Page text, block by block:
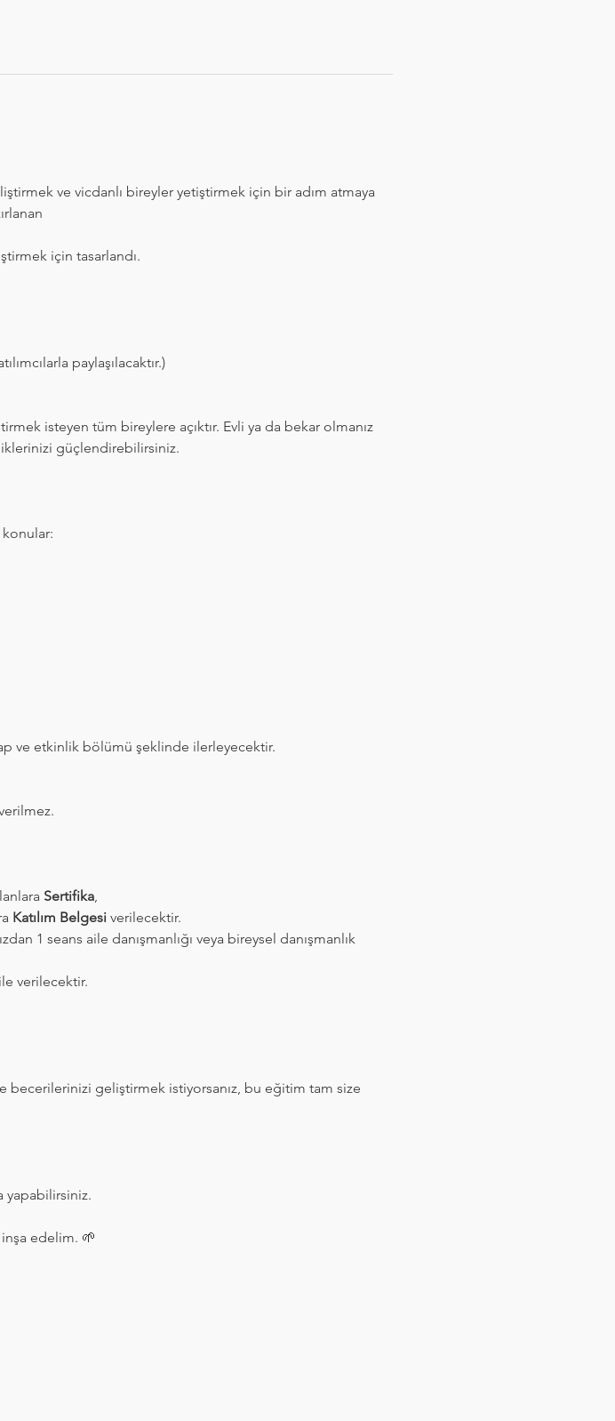
ve vicdanlı bireyler yetiştirmek için bir adım atmaya
için tasarlandı.
paylaşılacaktır.)
isteyen tüm bireylere açıktır. Evli ya da bekar olmanız
güçlendirebilirsiniz.
konular:
ve etkinlik bölümü şeklinde ilerleyecektir.
Sertifika,
Katılım Belgesi verilecektir.
1 seans aile danışmanlığı veya bireysel danışmanlık
verilecektir.
becerilerinizi geliştirmek istiyorsanız, bu eğitim tam size
yapabilirsiniz.
edelim. 🌱